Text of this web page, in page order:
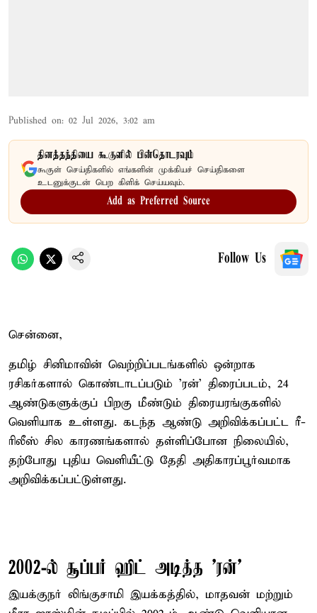
Published on: 02 Jul 2026, 3:02 am
தினத்தந்தியை கூகுளில் பின்தொடரவும்
கூகுள் செய்திகளில் எங்களின் முக்கியச் செய்திகளை
உடனுக்குடன் பெற கிளிக் செய்யவும்.
Add as Preferred Source
Follow Us
சென்னை,
தமிழ் சினிமாவின் வெற்றிப்படங்களில் ஒன்றாக
ரசிகர்களால் கொண்டாடப்படும் 'ரன்' திரைப்படம், 24
ஆண்டுகளுக்குப் பிறகு மீண்டும் திரையரங்குகளில்
வெளியாக உள்ளது. கடந்த ஆண்டு அறிவிக்கப்பட்ட ரீ-
ரிலீஸ் சில காரணங்களால் தள்ளிப்போன நிலையில்,
தற்போது புதிய வெளியீட்டு தேதி அதிகாரப்பூர்வமாக
அறிவிக்கப்பட்டுள்ளது.
2002-ல் சூப்பர் ஹிட் அடித்த 'ரன்'
இயக்குநர் லிங்குசாமி இயக்கத்தில், மாதவன் மற்றும்